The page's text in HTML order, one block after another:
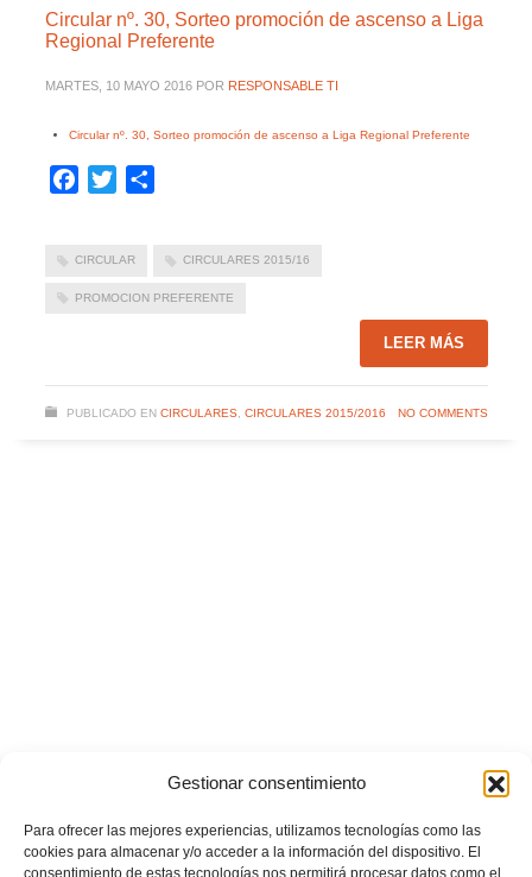
Gestionar consentimiento
Para ofrecer las mejores experiencias, utilizamos tecnologías como las
cookies para almacenar y/o acceder a la información del dispositivo. El
consentimiento de estas tecnologías nos permitirá procesar datos como el
Circular nº. 30, Sorteo promoción de ascenso a Liga
Regional Preferente
MARTES, 10 MAYO 2016 POR RESPONSABLE TI
Circular nº. 30, Sorteo promoción de ascenso a Liga Regional Preferente
Facebook
Twitter
CIRCULAR CIRCULARES 2015/16
PROMOCION PREFERENTE
LEER MÁS
PUBLICADO EN CIRCULARES, CIRCULARES 2015/2016 NO COMMENTS